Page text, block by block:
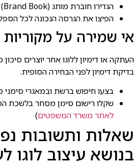
הגדירו חוברת מותג (Brand Book) בסיסית
הפיצו את הגרסה הנכונה לכל
אי שמירה על מקוריות
העתקה או דימיון ללוגו אחר יוצרים
בדיקת דימיון לפני הבחירה הסופית.
בצעו חיפוש ברשת ובמאגרי
שקלו רישום סימן מסחר בלשכת
לאתר משרד המשפטים)
בנושא עיצוב לוגו